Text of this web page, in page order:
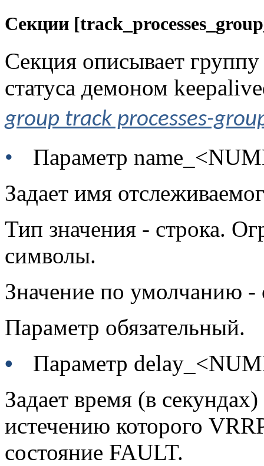
Секции
Секция описывает
статуса демоном
group track processes-
•
Параметр
Задает имя
Тип значения - строка.
символы.
Значение по умолчанию -
Параметр обязательный.
•
Параметр
Задает время (в
истечению которого
состояние FAULT.